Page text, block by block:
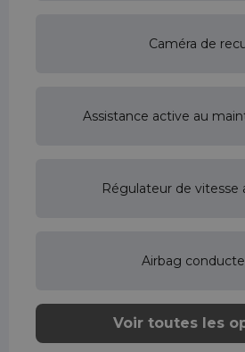
Caméra de
Assistance active au
Régulateur de vitesse
Airbag
Voir toutes les